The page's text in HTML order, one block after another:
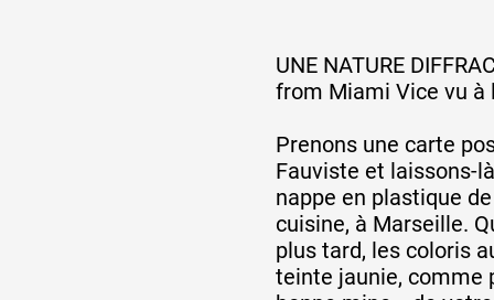
UNE NATURE
from Miami Vice vu à
Prenons une carte
Fauviste et laissons-
nappe en plastique
cuisine, à Marseille.
plus tard, les coloris
teinte jaunie, comme